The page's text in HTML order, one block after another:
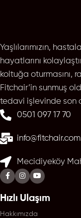
Yaşlılarımızın,
hayatlarını
koltuğa oturmasını,
Fitchair’in sunmuş
tedavi işlevinde son
0501 097 17 70
Mecidiyeköy
Hızlı Ulaşım
Hakkımızda